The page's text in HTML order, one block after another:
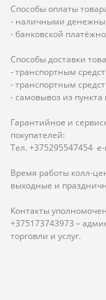
Способы оплаты
- наличными
- банковской
Способы доставки
- транспортным
- транспортным
- самовывоз из пункта
Гарантийное и
покупателей:
Тел. +375295547454
Время работы колл-
выходные и
Контакты
+375173743973 –
торговли и услуг.